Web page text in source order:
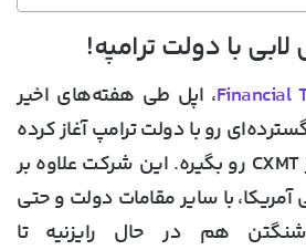
با دولت ترامپه!
، اپل طی هفته‌های اخیر
رو با دولت ترامپ آغاز کرده
تا مجوز خرید حافظه از CXMT رو بگیره. این شرکت علاوه بر
آمریکا، با سایر مقامات دولت و حتی
هم در حال رایزنیه تا